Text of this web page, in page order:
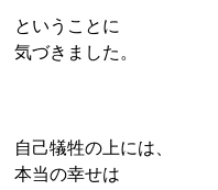
ということに
気づきました。
自己犠牲の上には、
本当の幸せは